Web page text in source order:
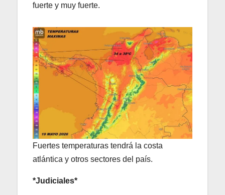
fuerte y muy fuerte.
Fuertes temperaturas tendrá la costa
atlántica y otros sectores del país.
*Judiciales*